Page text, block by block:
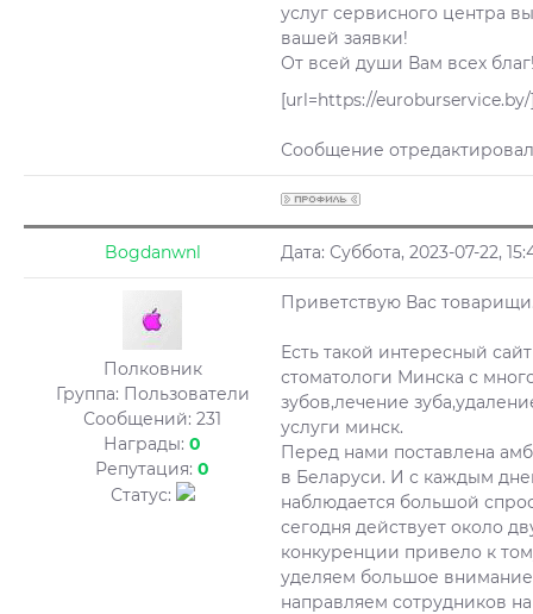
услуг сервисного центра
вашей заявки!
От всей души Вам всех
[url=https://
Сообщение
Bogdanwnl Дата: Суббота, 2023-07-22,
Полковник
Группа: Пользователи
Сообщений: 231
Награды: 0
Репутация: 0
Статус:
Приветствую Вас
Есть такой интересный
стоматологи Минска с
зубов,лечение
услуги минск.
Перед нами поставлена
в Беларуси. И с каждым
наблюдается большой
сегодня действует около
конкуренции привело к
уделяем большое
направляем сотрудников